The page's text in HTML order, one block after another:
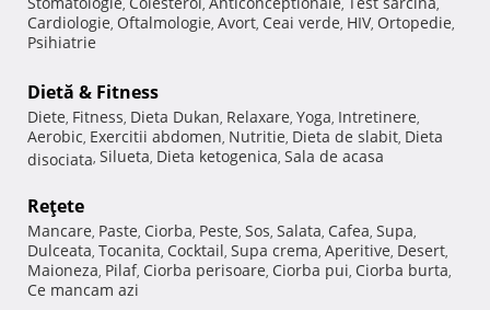
, , , ,
Cardiologie, Oftalmologie, Avort, Ceai verde, HIV, Ortopedie,
Psihiatrie
Dietă & Fitness
Diete, Fitness, Dieta Dukan, Relaxare, Yoga, Intretinere,
Aerobic, Exercitii abdomen, Nutritie, Dieta de slabit, Dieta
disociata, Silueta, Dieta ketogenica, Sala de acasa
Reţete
Mancare, Paste, Ciorba, Peste, Sos, Salata, Cafea, Supa,
Dulceata, Tocanita, Cocktail, Supa crema, Aperitive, Desert,
Maioneza, Pilaf, Ciorba perisoare, Ciorba pui, Ciorba burta,
Ce mancam azi